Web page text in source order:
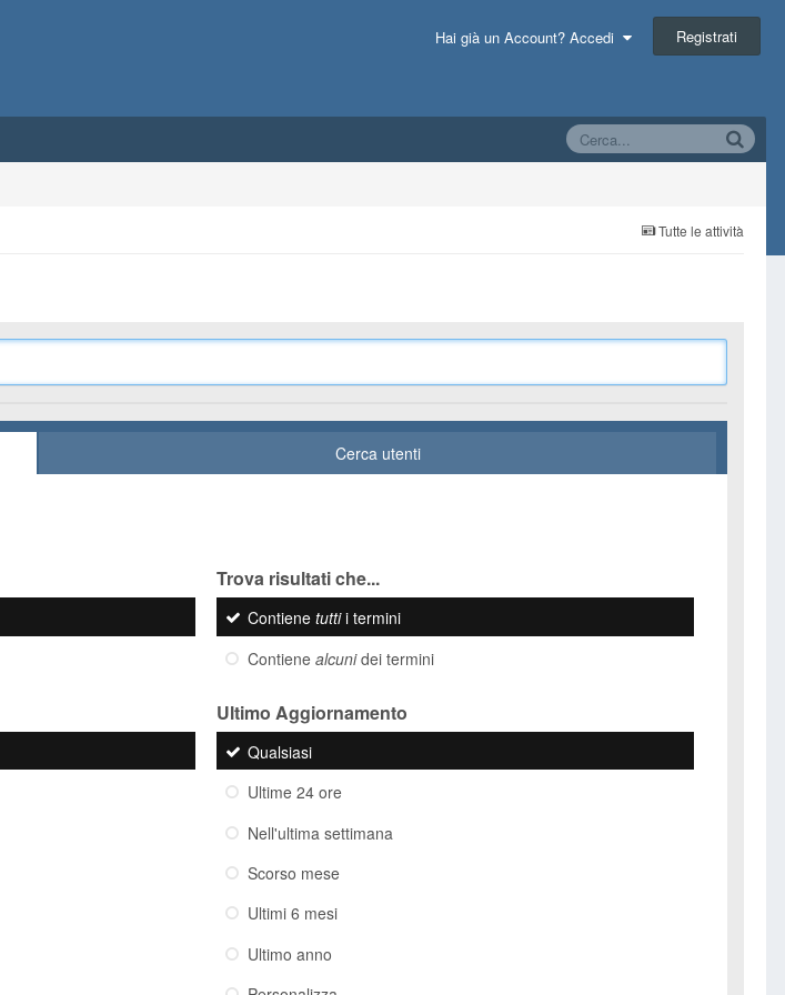
Hai già un Account? Accedi Registrati
Tutte le attività
Cerca utenti
Trova risultati che...
Contiene tuttii termini
Contiene alcunidei termini
Ultimo Aggiornamento
Qualsiasi
Ultime 24 ore
Nell'ultima settimana
Scorso mese
Ultimi 6 mesi
Ultimo anno